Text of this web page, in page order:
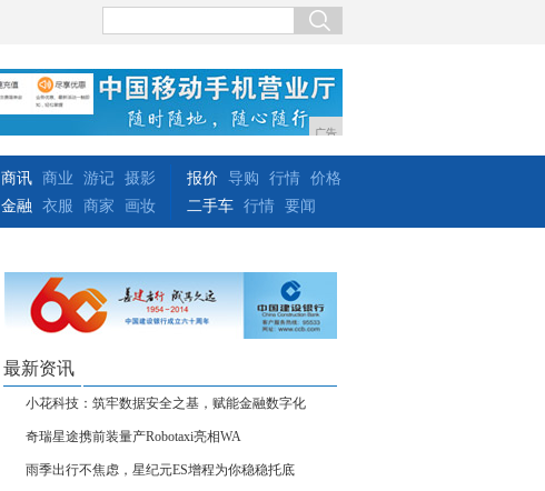
广告
商讯 商业 游记 摄影
金融
衣服 商家 画妆
报价 导购 行情 价格
二手车 行情 要闻
最新资讯
小花科技：筑牢数据安全之基，赋能金融数字化
奇瑞星途携前装量产Robotaxi亮相WA
雨季出行不焦虑，星纪元ES增程为你稳稳托底